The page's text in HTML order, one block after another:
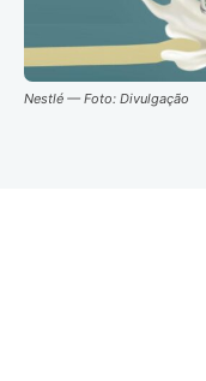
Nestlé — Foto: Divulgação